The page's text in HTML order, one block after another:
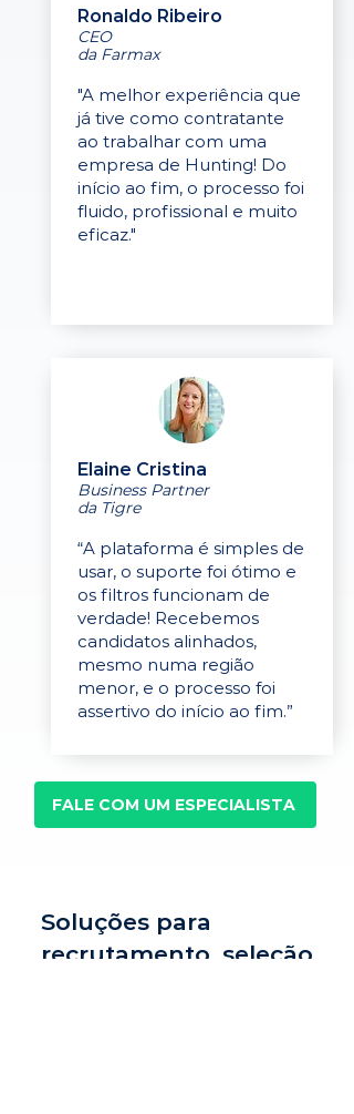
Ronaldo Ribeiro
CEO
da Farmax
"A melhor experiência que
já tive como contratante
ao trabalhar com uma
empresa de Hunting! Do
início ao fim, o processo foi
fluido, profissional e muito
eficaz."
Elaine Cristina
Business Partner
da Tigre
“A plataforma é simples de
usar, o suporte foi ótimo e
os filtros funcionam de
verdade! Recebemos
candidatos alinhados,
mesmo numa região
menor, e o processo foi
assertivo do início ao fim.”
FALE COM UM ESPECIALISTA
Soluções para
recrutamento, seleção